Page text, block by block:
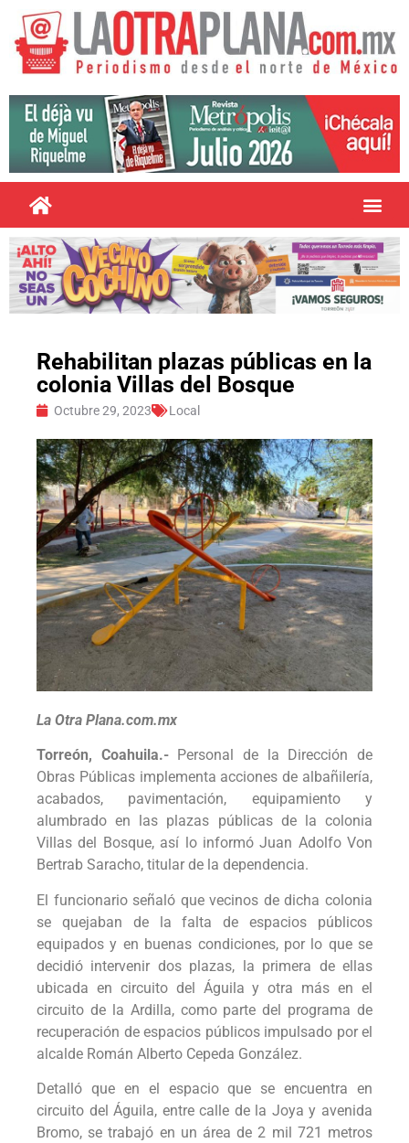
Rehabilitan plazas públicas en la
colonia Villas del Bosque
Octubre 29, 2023 Local
La Otra Plana.com.mx
Torreón, Coahuila.-
Personal de la Dirección de
Obras Públicas implementa acciones de albañilería,
acabados, pavimentación, equipamiento y
alumbrado en las plazas públicas de la colonia
Villas del Bosque, así lo informó Juan Adolfo Von
Bertrab Saracho, titular de la dependencia.
El funcionario señaló que vecinos de dicha colonia
se quejaban de la falta de espacios públicos
equipados y en buenas condiciones, por lo que se
decidió intervenir dos plazas, la primera de ellas
ubicada en circuito del Águila y otra más en el
circuito de la Ardilla, como parte del programa de
recuperación de espacios públicos impulsado por el
alcalde Román Alberto Cepeda González.
Detalló que en el espacio que se encuentra en
circuito del Águila, entre calle de la Joya y avenida
Bromo, se trabajó en un área de 2 mil 721 metros